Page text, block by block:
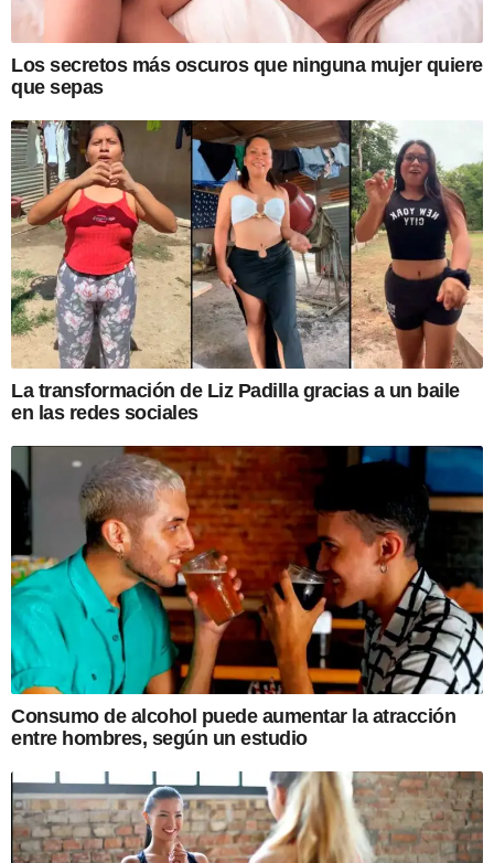
Los secretos más oscuros que ninguna mujer quiere
que sepas
La transformación de Liz Padilla gracias a un baile
en las redes sociales
Consumo de alcohol puede aumentar la atracción
entre hombres, según un estudio